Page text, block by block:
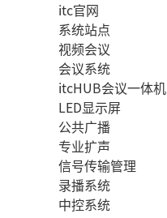
itc官网
系统站点
视频会议
会议系统
itcHUB会议一体机
LED显示屏
公共广播
专业扩声
信号传输管理
录播系统
中控系统